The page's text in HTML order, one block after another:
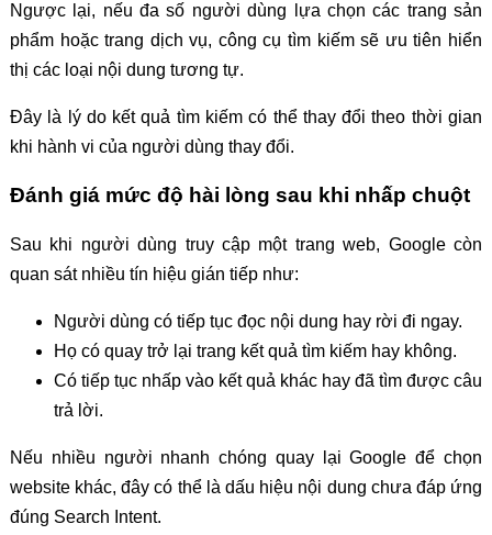
Ngược lại, nếu đa số người dùng lựa chọn các trang sản
phẩm hoặc trang dịch vụ, công cụ tìm kiếm sẽ ưu tiên hiển
thị các loại nội dung tương tự.
Đây là lý do kết quả tìm kiếm có thể thay đổi theo thời gian
khi hành vi của người dùng thay đổi.
Đánh giá mức độ hài lòng sau khi nhấp chuột
Sau khi người dùng truy cập một trang web, Google còn
quan sát nhiều tín hiệu gián tiếp như:
Người dùng có tiếp tục đọc nội dung hay rời đi ngay.
Họ có quay trở lại trang kết quả tìm kiếm hay không.
Có tiếp tục nhấp vào kết quả khác hay đã tìm được câu
trả lời.
Nếu nhiều người nhanh chóng quay lại Google để chọn
website khác, đây có thể là dấu hiệu nội dung chưa đáp ứng
đúng Search Intent.